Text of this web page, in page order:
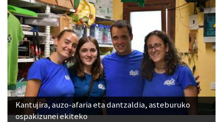
Kantujira, auzo-afaria eta dantzaldia, asteburuko
ospakizunei ekiteko